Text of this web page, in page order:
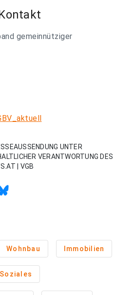
gemeinnütziger
UNTER
VERANTWORTUNG DES
| VGB
Wohnbau Immobilien